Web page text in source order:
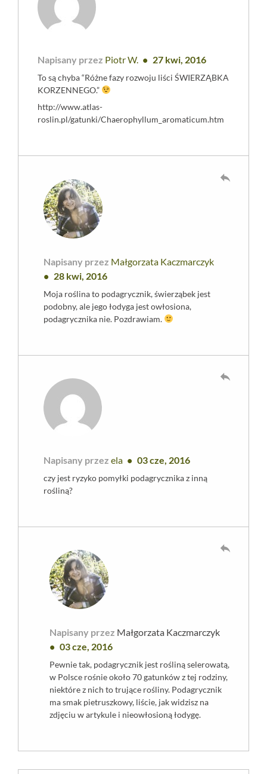
Napisany przez Piotr W. 27 kwi, 2016
To są chyba “Różne fazy rozwoju liści ŚWIERZĄBKA
KORZENNEGO.”
http://www.atlas-
roslin.pl/gatunki/Chaerophyllum_aromaticum.htm
Napisany przez Małgorzata Kaczmarczyk
28 kwi, 2016
Moja roślina to podagrycznik, świerząbek jest
podobny, ale jego łodyga jest owłosiona,
podagrycznika nie. Pozdrawiam.
reply
Napisany przez ela 03 cze, 2016
czy jest ryzyko pomyłki podagrycznika z inną
rośliną?
reply
Napisany przez Małgorzata Kaczmarczyk
03 cze, 2016
Pewnie tak, podagrycznik jest rośliną selerowatą,
w Polsce rośnie około 70 gatunków z tej rodziny,
niektóre z nich to trujące rośliny. Podagrycznik
ma smak pietruszkowy, liście, jak widzisz na
zdjęciu w artykule i nieowłosioną łodygę.
reply